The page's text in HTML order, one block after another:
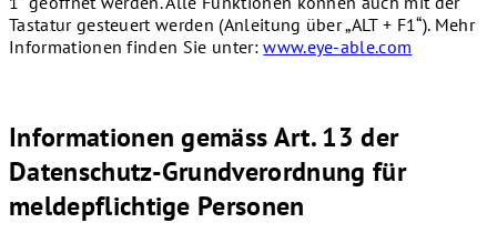
Tastatur gesteuert werden (Anleitung über „ALT + F1“). Mehr
Informationen finden Sie unter:www.eye-able.com
Informationen gemäss Art. 13 der
Datenschutz-Grundverordnung für
meldepflichtige Personen